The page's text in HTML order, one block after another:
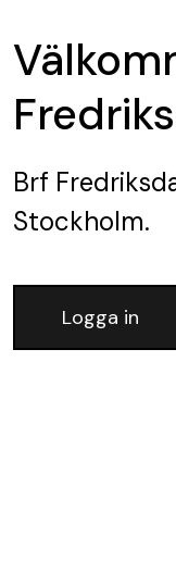
Brf
Stockholm.
Logga in